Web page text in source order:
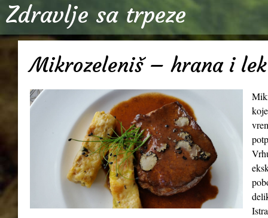
Zdravlje sa trpeze
Mikrozeleniš – hrana i lek